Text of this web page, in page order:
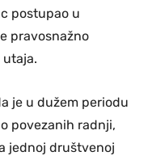
postupao u
pravosnažno
utaja.
je u dužem periodu
povezanih radnji,
jednoj društvenoj